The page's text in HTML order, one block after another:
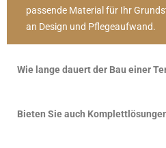
passende Material für Ihr
an Design und Pflegeaufwand.
Wie lange dauert der Bau einer
Bieten Sie auch